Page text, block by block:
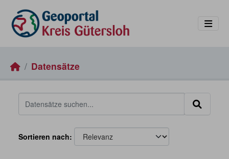
Datensätze
Sortieren nach